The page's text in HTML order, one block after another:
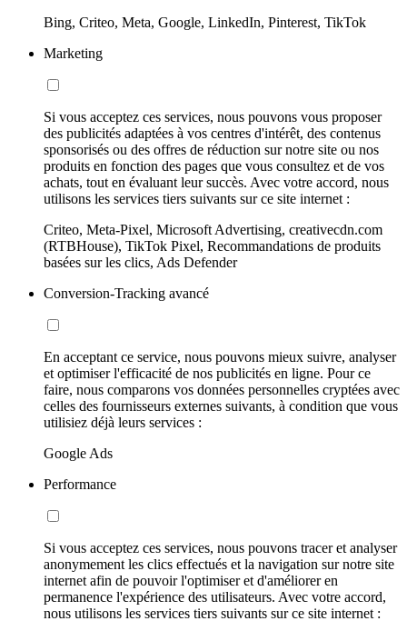
Bing, Criteo, Meta, Google, LinkedIn, Pinterest, TikTok
Marketing
Si vous acceptez ces services, nous pouvons vous proposer
des publicités adaptées à vos centres d'intérêt, des contenus
sponsorisés ou des offres de réduction sur notre site ou nos
produits en fonction des pages que vous consultez et de vos
achats, tout en évaluant leur succès. Avec votre accord, nous
utilisons les services tiers suivants sur ce site internet :
Criteo, Meta-Pixel, Microsoft Advertising, creativecdn.com
(RTBHouse), TikTok Pixel, Recommandations de produits
basées sur les clics, Ads Defender
Conversion-Tracking avancé
En acceptant ce service, nous pouvons mieux suivre, analyser
et optimiser l'efficacité de nos publicités en ligne. Pour ce
faire, nous comparons vos données personnelles cryptées avec
celles des fournisseurs externes suivants, à condition que vous
utilisiez déjà leurs services :
Google Ads
Performance
Si vous acceptez ces services, nous pouvons tracer et analyser
anonymement les clics effectués et la navigation sur notre site
internet afin de pouvoir l'optimiser et d'améliorer en
permanence l'expérience des utilisateurs. Avec votre accord,
nous utilisons les services tiers suivants sur ce site internet :